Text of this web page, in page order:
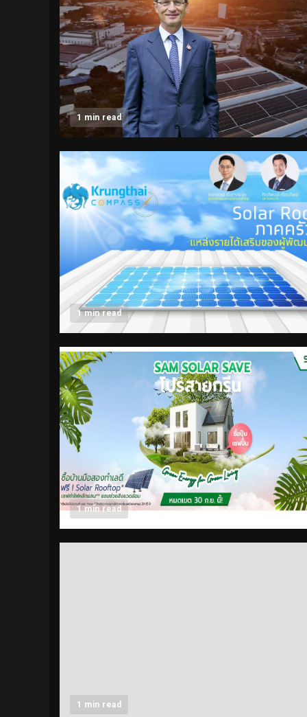
1 min read
1 min read
1 min read
1 min read